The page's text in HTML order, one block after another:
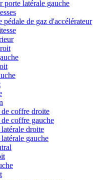
porte latérale gauche
pédale de gaz d'accélérateur
de coffre droite
coffre gauche
droite
gauche